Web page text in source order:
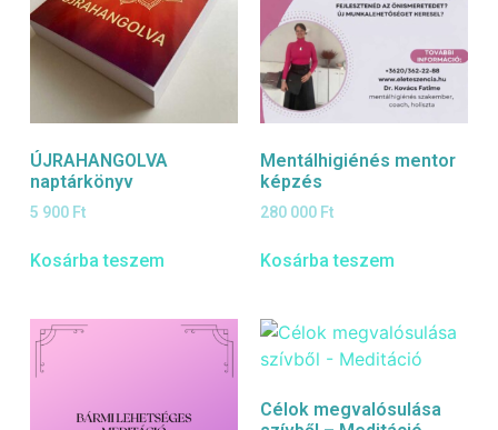
ÚJRAHANGOLVA
naptárkönyv
5 900 Ft
Kosárba teszem
Mentálhigiénés mentor
képzés
280 000 Ft
Kosárba teszem
Célok megvalósulása